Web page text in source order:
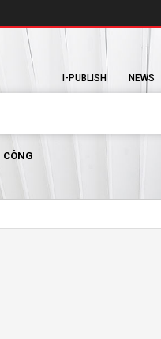
I-PUBLISH NEWS
CÔNG